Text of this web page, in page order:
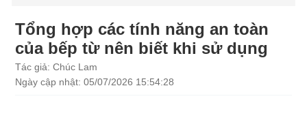
Tổng hợp các tính năng an toàn
của bếp từ nên biết khi sử dụng
Tác giả: Chúc Lam
Ngày cập nhật: 05/07/2026 15:54:28